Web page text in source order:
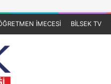
İMECESİ BİLSEK TV